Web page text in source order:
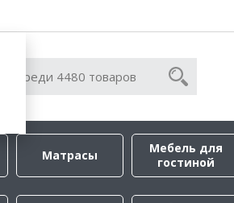
Матрасы
Мебель для
гостиной